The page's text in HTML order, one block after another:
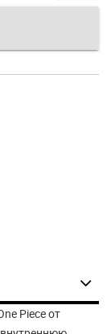
Piece от